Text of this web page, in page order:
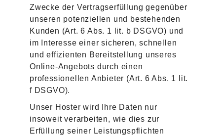
Zwecke der Vertragserfüllung gegenüber
unseren potenziellen und bestehenden
Kunden (Art. 6 Abs. 1 lit. b DSGVO) und
im Interesse einer sicheren, schnellen
und effizienten Bereitstellung unseres
Online-Angebots durch einen
professionellen Anbieter (Art. 6 Abs. 1 lit.
f DSGVO).
Unser Hoster wird Ihre Daten nur
insoweit verarbeiten, wie dies zur
Erfüllung seiner Leistungspflichten